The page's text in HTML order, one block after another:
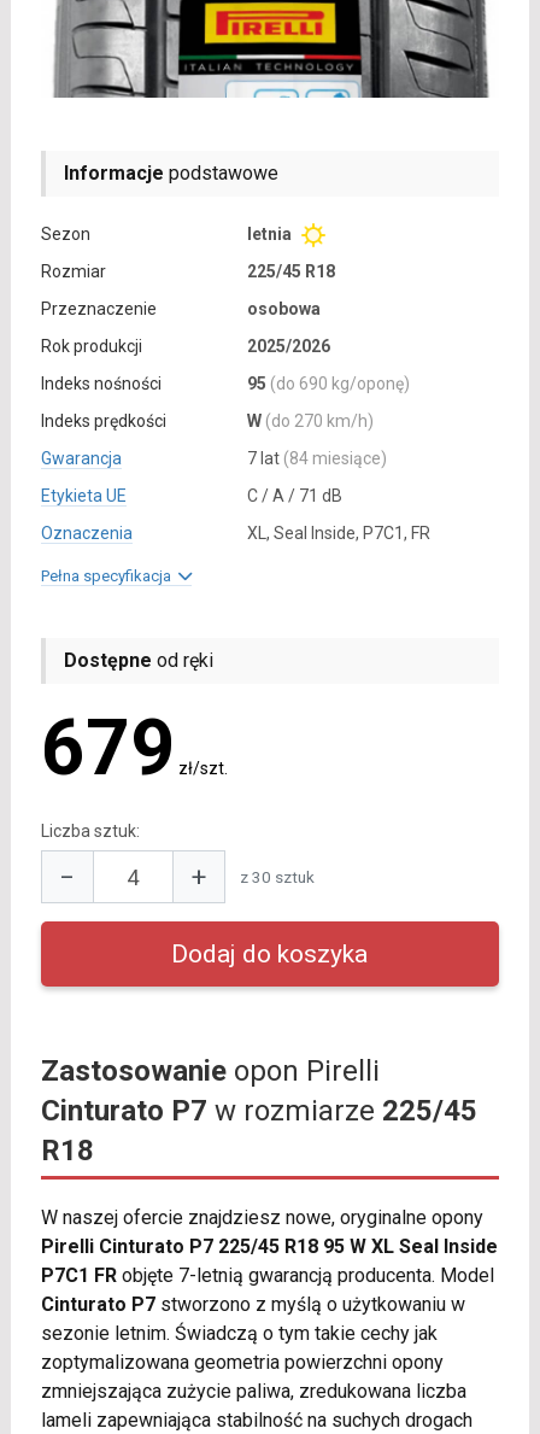
Informacje podstawowe
Sezon
letnia
Rozmiar
225/45 R18
Przeznaczenie
osobowa
Rok produkcji
2025/2026
Indeks nośności
95 (do 690 kg/oponę)
Indeks prędkości
W (do 270 km/h)
Gwarancja
7 lat (84 miesiące)
Etykieta UE
C / A / 71 dB
Oznaczenia
XL, Seal Inside, P7C1, FR
Pełna specyfikacja
Dostępne od ręki
679 zł/szt.
Liczba sztuk:
− + z 30 sztuk
Zastosowanieopon Pirelli
Cinturato P7 w rozmiarze 225/45
R18
W naszej ofercie znajdziesz nowe, oryginalne opony
Pirelli Cinturato P7 225/45 R18 95 W XL Seal Inside
P7C1 FRobjęte 7-letnią gwarancją producenta. Model
Cinturato P7stworzono z myślą o użytkowaniu w
sezonie letnim. Świadczą o tym takie cechy jak
zoptymalizowana geometria powierzchni opony
zmniejszająca zużycie paliwa, zredukowana liczba
lameli zapewniająca stabilność na suchych drogach